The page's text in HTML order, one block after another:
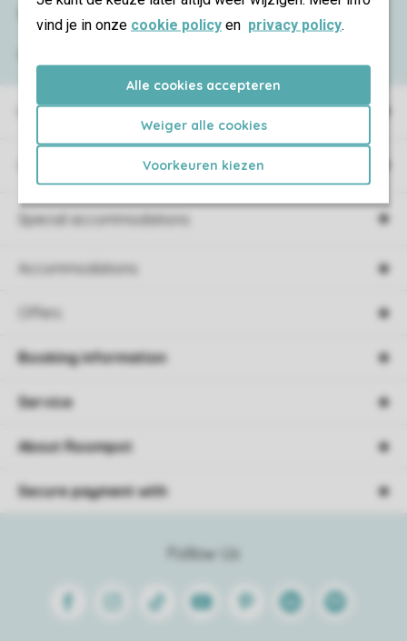
vind je in onze cookie policy en privacy policy.
Alle cookies accepteren
Weiger alle cookies
Voorkeuren kiezen
Holiday parks
Special accommodations
Accommodations
Offers
Need help?
Follow Us
FacebookInstagram
Tiktok Youtube PinterestLinkedinSpotify
Booking information
Service
About Roompot
Secure payment with